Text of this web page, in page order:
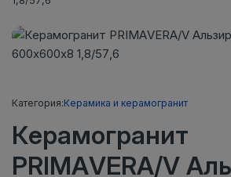
Категория:Керамика и керамогранит
Керамогранит
PRIMAVERA/V